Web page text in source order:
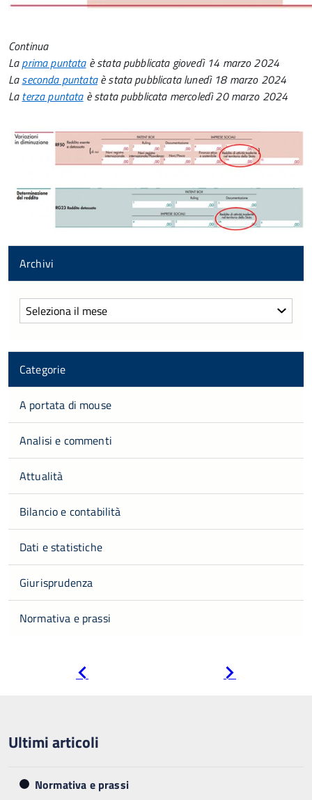
Continua
Laprima puntataè stata pubblicata giovedì 14 marzo 2024
Laseconda puntataè stata pubblicata lunedì 18 marzo 2024
Laterza puntataè stata pubblicata mercoledì 20 marzo 2024
Archivi
Archivi
Categorie
A portata di mouse
Analisi e commenti
Attualità
Bilancio e contabilità
Dati e statistiche
Giurisprudenza
Normativa e prassi
Ultimi articoli
Normativa e prassi